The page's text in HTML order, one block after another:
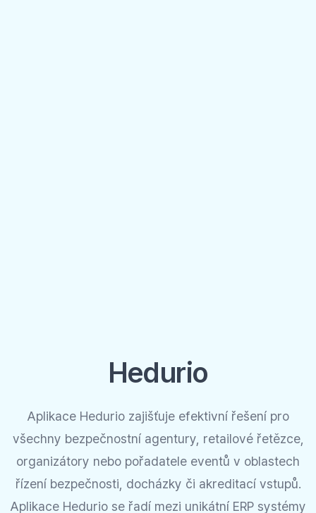
Hedurio
Aplikace Hedurio zajišťuje efektivní řešení pro
všechny bezpečnostní agentury, retailové řetězce,
organizátory nebo pořadatele eventů v oblastech
řízení bezpečnosti, docházky či akreditací vstupů.
Aplikace Hedurio se řadí mezi unikátní ERP systémy